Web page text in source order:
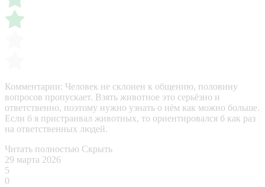
Комментарии: Человек не склонен к общению, половину
вопросов пропускает. Взять животное это серьёзно и
ответственно, поэтому нужно узнать о нём как можно больше.
Если б я пристраивал животных, то ориентировался б как раз
на ответственных людей.
Читать полностью Скрыть
29 марта 2026
5
0